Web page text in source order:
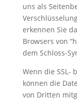
uns als
erkennen Sie
Browsers von
dem Schloss-
Wenn die SSL-
können die
von Dritten